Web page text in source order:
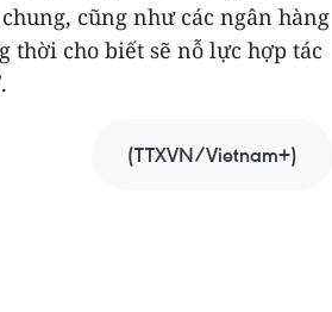
cũng như các ngân hàng
thời cho biết sẽ nỗ lực hợp tác
(TTXVN/Vietnam+)